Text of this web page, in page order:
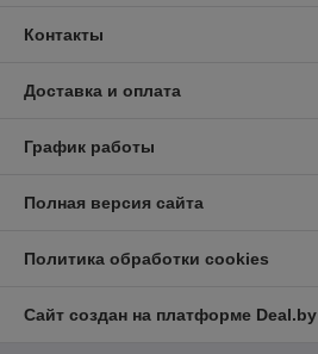
Контакты
Доставка и оплата
График работы
Полная версия сайта
Политика обработки cookies
Сайт создан на платформе Deal.by